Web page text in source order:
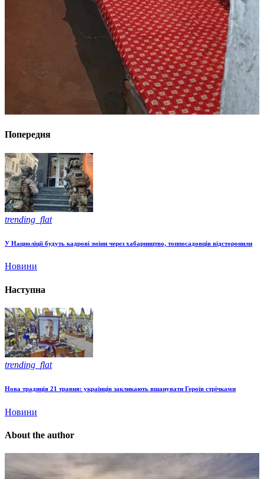
Попередня
trending_flat
У Нацполіції будуть кадрові зміни через хабарництво, топпосадовців відсторонили
Новини
Наступна
trending_flat
Нова традиція 21 травня: українців закликають вшанувати Героїв стрічками
Новини
About the author